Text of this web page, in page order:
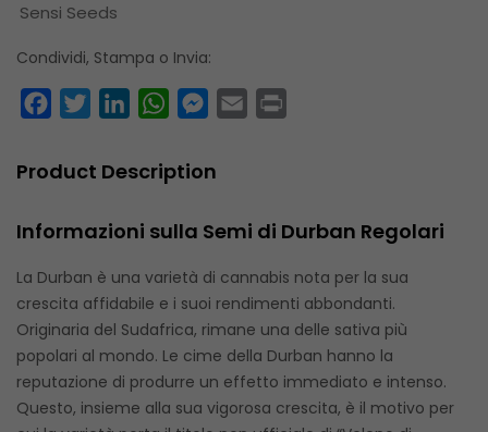
Sensi Seeds
Condividi, Stampa o Invia:
FacebookTwitterLinkedInWhatsAppMessenger
Email
Product Description
Informazioni sulla Semi di Durban Regolari
La Durban è una varietà di cannabis nota per la sua
crescita affidabile e i suoi rendimenti abbondanti.
Originaria del Sudafrica, rimane una delle sativa più
popolari al mondo. Le cime della Durban hanno la
reputazione di produrre un effetto immediato e intenso.
Questo, insieme alla sua vigorosa crescita, è il motivo per